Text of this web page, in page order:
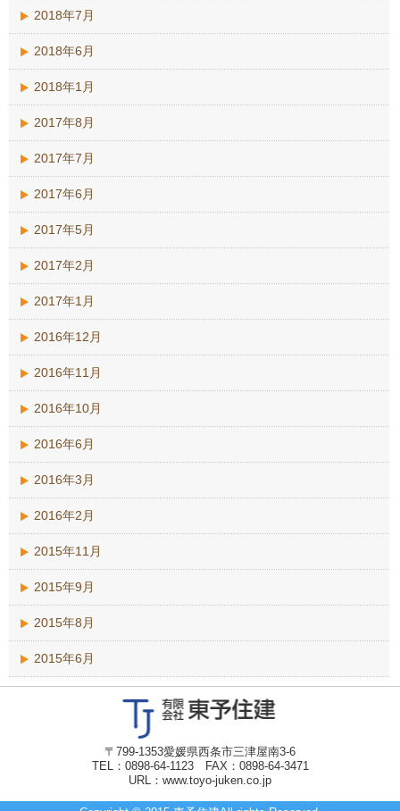
2018年7月
2018年6月
2018年1月
2017年8月
2017年7月
2017年6月
2017年5月
2017年2月
2017年1月
2016年12月
2016年11月
2016年10月
2016年6月
2016年3月
2016年2月
2015年11月
2015年9月
2015年8月
2015年6月
〒799-1353愛媛県西条市三津屋南3-6
TEL：0898-64-1123 FAX：0898-64-3471
URL：www.toyo-juken.co.jp